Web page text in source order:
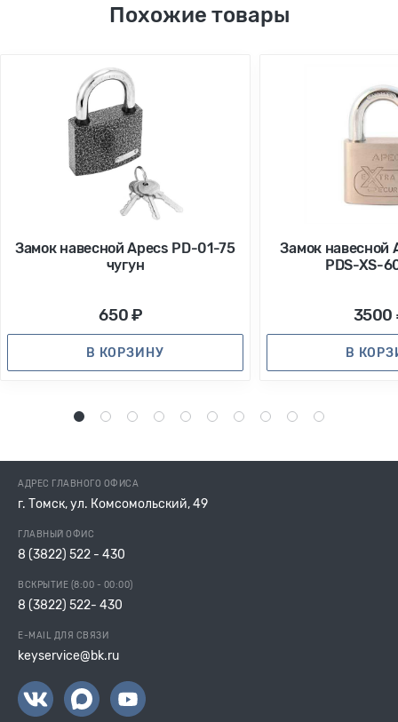
Похожие товары
Замок навесной Apecs PD-01-75
чугун
650 ₽
В КОРЗИНУ
Замок навесной
PDS-XS-
3500
В
1 2 3 4 5 6 7 8 9 10
АДРЕС ГЛАВНОГО ОФИСА
г. Томск, ул. Комсомольский, 49
ГЛАВНЫЙ ОФИС
8 (3822) 522 - 430
ВСКРЫТИЕ (8:00 - 00:00)
8 (3822) 522- 430
E-MAIL ДЛЯ СВЯЗИ
keyservice@bk.ru